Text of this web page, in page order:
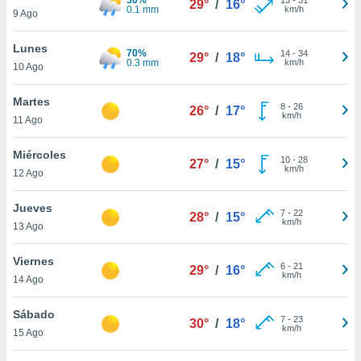
más
nuestra
y
de
disponible
cookies
aceptar
9 Ago
0.1 mm
29° / 16°
km/h
Lunes
10 Ago
70%
0.3 mm
29° / 18° 14- 34
km/h
Martes
11 Ago
26° / 17° 8- 26
km/h
Miércoles
12 Ago
27° / 15° 10- 28
km/h
Jueves
13 Ago
28° / 15° 7- 22
km/h
Viernes
14 Ago
29° / 16° 6- 21
km/h
Sábado
15 Ago
30° / 18° 7- 23
km/h